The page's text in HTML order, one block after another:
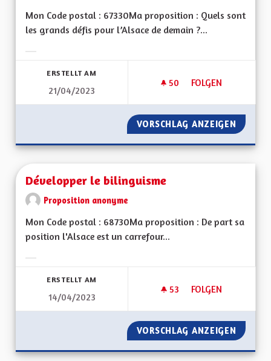
Mon Code postal : 67330Ma proposition : Quels sont
les grands défis pour l’Alsace de demain ?...
ERSTELLT AM
21/04/2023
50 50 FOLLOWER
FOLGEN
DES LIVRES ET
VORSCHLAG ANZEIGEN DES
Développer le bilinguisme
Proposition anonyme
Mon Code postal : 68730Ma proposition : De part sa
position l'Alsace est un carrefour...
ERSTELLT AM
14/04/2023
53 53 FOLLOWER
FOLGEN
DÉVELOPPER LE
VORSCHLAG ANZEIGEN